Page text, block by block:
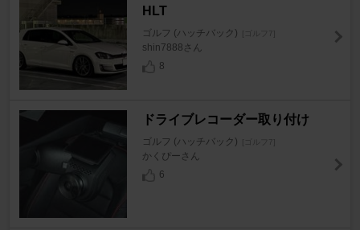
HLT
ゴルフ (ハッチバック) [ゴルフ7]
shin7888さん
8
ドライブレコーダー取り付け
ゴルフ (ハッチバック) [ゴルフ7]
かくぴーさん
6